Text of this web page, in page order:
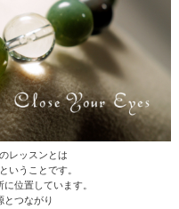
レッスンとは
いうことです。
位置しています。
とつながり